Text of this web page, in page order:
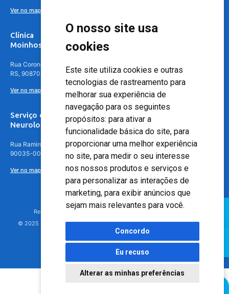
O nosso site usa
cookies
Este site utiliza cookies e outras
tecnologias de rastreamento para
melhorar sua experiência de
navegação para os seguintes
propósitos: para ativar a
funcionalidade básica do site, para
proporcionar uma melhor experiência
no site, para medir o seu interesse
nos nossos produtos e serviços e
para personalizar as interações de
marketing, para exibir anúncios que
sejam mais relevantes para você.
Concordo
Eu recuso
Alterar as minhas preferências
Ver no mapa
Clínica
Moinhos de Vento - Teresópolis
Rua Coronel Aparício Borges, 250 - 3º andar - Teresópolis, Porto Alegre -
RS, 90870-016
Ver no mapa
Serviço de
Neurologia
Rua Ramiro Barcelos, 630 – 5º andar – Floresta, Porto Alegre – RS,
90035-001
Ver no mapa
Responsável Técnico: Dr. Luiz Antonio Nasi - CREMERS 11217
© 2025 - Hospital Moinhos de Vento - Registro Empresa (CRM-RS): 425